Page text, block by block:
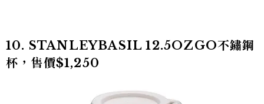
10. STANLEYBASIL 12.5OZGO不鏽鋼
杯，售價$1,250